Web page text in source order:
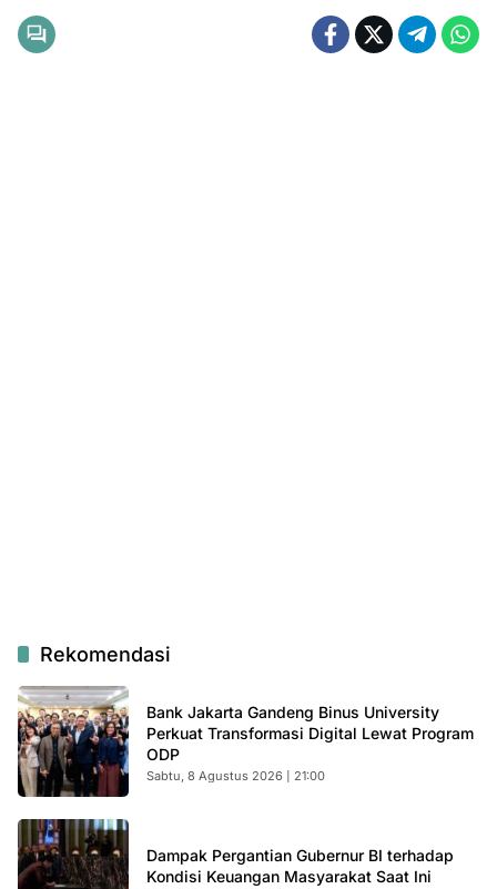
Rekomendasi
Bank Jakarta Gandeng Binus University
Perkuat Transformasi Digital Lewat Program
ODP
Sabtu, 8 Agustus 2026 | 21:00
Dampak Pergantian Gubernur BI terhadap
Kondisi Keuangan Masyarakat Saat Ini